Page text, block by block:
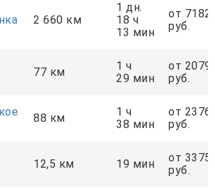
2 660 км
1 дн.
18 ч
13 мин
от
руб.
77 км
1 ч
29 мин
от 2079
руб.
88 км
1 ч
38 мин
от 2376
руб.
12,5 км 19 мин
от 3375
руб.